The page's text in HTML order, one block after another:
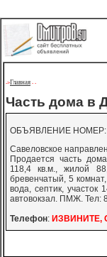
->Главная - -
Часть дома в
ОБЪЯВЛЕНИЕ НОМЕР:
Савеловское
Продается часть
118,4 кв.м., жилой
бревенчатый, 5
вода, септик, участок
автовокзал. ПМЖ. Тел:
Телефон: ИЗВИНИТЕ,